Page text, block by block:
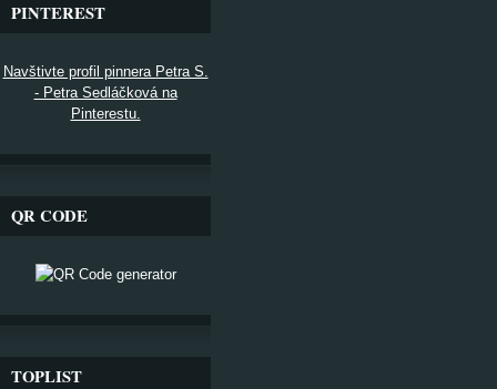
PINTEREST
Navštivte profil pinnera Petra S.
- Petra Sedláčková na
Pinterestu.
QR CODE
TOPLIST